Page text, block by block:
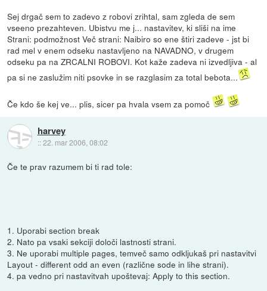
Sej drgač sem to zadevo z robovi zrihtal, sam zgleda de sem
vseeno prezahteven. Ubistvu me j... nastavitev, ki sliši na ime
Strani: podmožnost Več strani: Naibiro so ene štiri zadeve - jst bi
rad mel v enem odseku nastavljeno na NAVADNO, v drugem
odseku pa na ZRCALNI ROBOVI. Kot kaže zadeva ni izvedljiva - al
pa si ne zaslužim niti psovke in se razglasim za total bebota...
Če kdo še kej ve... plis, sicer pa hvala vsem za pomoč
harvey
::22. mar 2006, 08:02
Če te prav razumem bi ti rad tole:
1. Uporabi section break
2. Nato pa vsaki sekciji določi lastnosti strani.
3. Ne uporabi multiple pages, temveč samo odkljukaš pri nastavitvi
Layout - different odd an even (različne sode in lihe strani).
4. pa vedno pri nastavitvah upoštevaj: Apply to this section.